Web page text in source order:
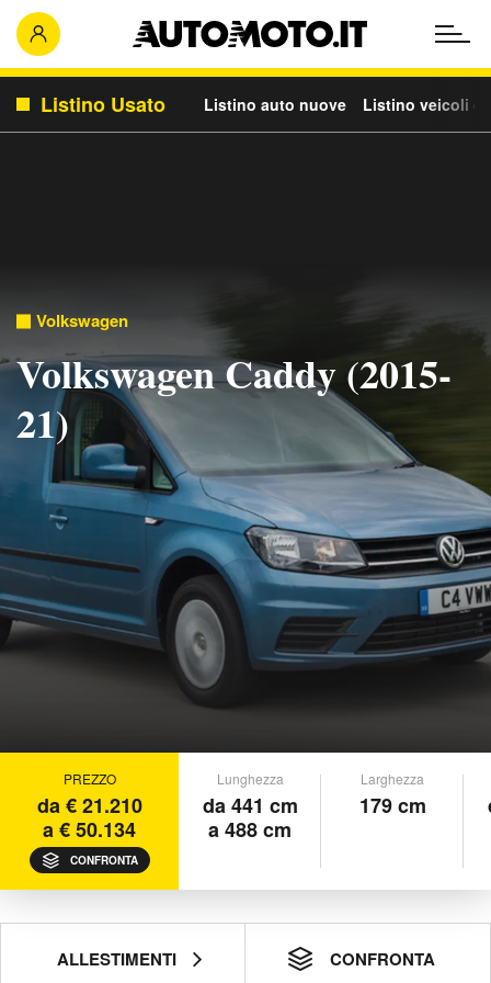
Listino Usato Listino auto nuove Listino veicoli
Volkswagen
Volkswagen Caddy (2015-
21)
PREZZO
da € 21.210
a € 50.134
CONFRONTA
Lunghezza
da 441 cm
a 488 cm
Larghezza
179 cm
ALLESTIMENTI CONFRONTA